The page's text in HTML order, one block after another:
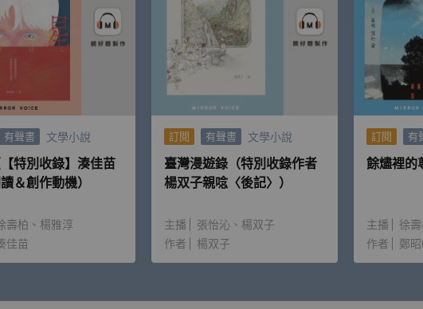
罪告白，也是一個受到了不知來自何處的力量所詛咒的奇妙故事……
瑚之骨〉、〈咒網之魚〉、〈鱷魚之夢〉、〈亥豕魯魚〉──這些故事源
出奇招，揉合恐怖、愛情、推理、幻想元素，驚喜織就出環環相扣、詭
有聲書 文學小說
特別收錄】湊佳苗
＆創作動機）
壽柏
楊雅淳
佳苗
訂閱 有聲書 文學小說
臺灣漫遊錄（特別收錄作者
楊双子親唸〈後記〉）
主播 張怡沁
楊双子
作者
楊双子
訂閱 有
餘燼裡的
主播 徐壽
作者
鄭